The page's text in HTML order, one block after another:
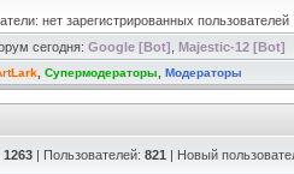
нет зарегистрированных пользователей
сегодня: Google [Bot] Majestic-12 [Bot]
Супермодераторы Модераторы
1263 | Пользователей: 821 | Новый